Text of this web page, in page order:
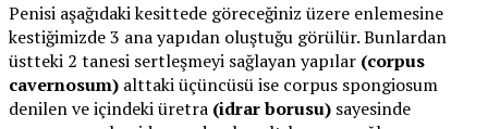
Penisi aşağıdaki kesittede göreceğiniz üzere enlemesine
kestiğimizde 3 ana yapıdan oluştuğu görülür. Bunlardan
üstteki 2 tanesi sertleşmeyi sağlayan yapılar (corpus
cavernosum) alttaki üçüncüsü ise corpus spongiosum
denilen ve içindeki üretra (idrar borusu) sayesinde